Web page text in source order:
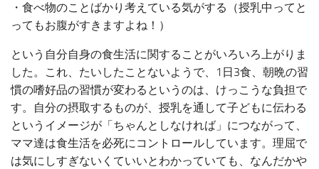
・食べ物のことばかり考えている気がする（授乳中ってと
ってもお腹がすきますよね！）
という自分自身の食生活に関することがいろいろ上がりま
した。これ、たいしたことないようで、1日3食、朝晩の習
慣の嗜好品の習慣が変わるというのは、けっこうな負担で
す。自分の摂取するものが、授乳を通して子どもに伝わる
というイメージが「ちゃんとしなければ」につながって、
ママ達は食生活を必死にコントロールしています。理屈で
は気にしすぎないくていいとわかっていても、なんだかや